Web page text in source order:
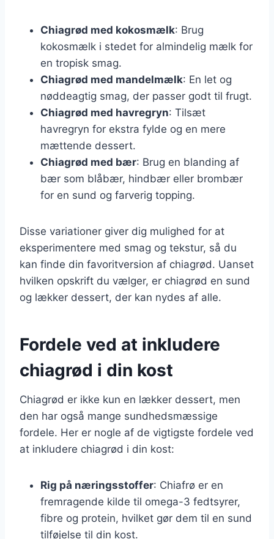
Chiagrød med kokosmælk: Brug
kokosmælk i stedet for almindelig mælk for
en tropisk smag.
Chiagrød med mandelmælk: En let og
nøddeagtig smag, der passer godt til frugt.
Chiagrød med havregryn: Tilsæt
havregryn for ekstra fylde og en mere
mættende dessert.
Chiagrød med bær: Brug en blanding af
bær som blåbær, hindbær eller brombær
for en sund og farverig topping.
Disse variationer giver dig mulighed for at
eksperimentere med smag og tekstur, så du
kan finde din favoritversion af chiagrød. Uanset
hvilken opskrift du vælger, er chiagrød en sund
og lækker dessert, der kan nydes af alle.
Fordele ved at inkludere
chiagrød i din kost
Chiagrød er ikke kun en lækker dessert, men
den har også mange sundhedsmæssige
fordele. Her er nogle af de vigtigste fordele ved
at inkludere chiagrød i din kost:
Rig på næringsstoffer: Chiafrø er en
fremragende kilde til omega-3 fedtsyrer,
fibre og protein, hvilket gør dem til en sund
tilføjelse til din kost.